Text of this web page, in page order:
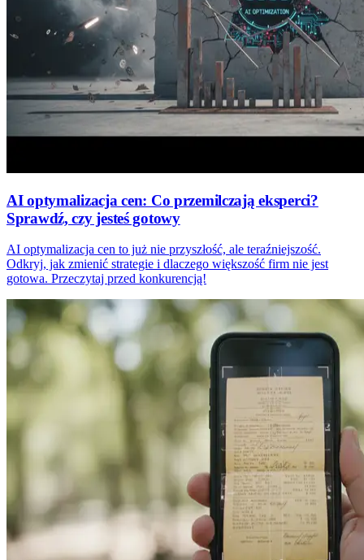
AI optymalizacja cen: Co przemilczają eksperci?
Sprawdź, czy jesteś gotowy
AI optymalizacja cen to już nie przyszłość, ale teraźniejszość.
Odkryj, jak zmienić strategie i dlaczego większość firm nie jest
gotowa. Przeczytaj przed konkurencją!